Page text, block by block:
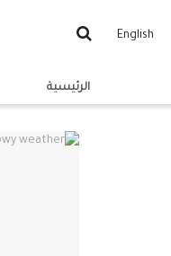
English
الرئيسية